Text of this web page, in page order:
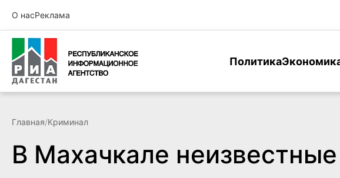
О насРеклама
Политика
Главная/Криминал
В Махачкале